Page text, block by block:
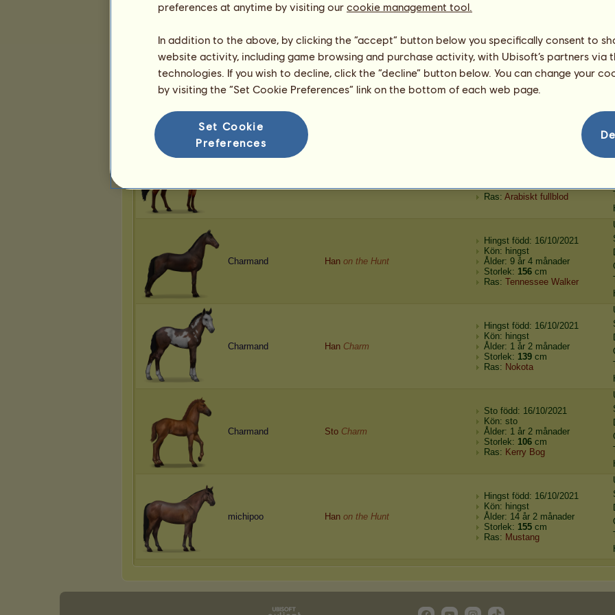
Ciina Hi 13961.64 Ciina 5 ☆ Ƭσ Ɗαηcє ☆
Daruma Sto 13961.96 Da17 ☆ Ƭσ Ɗαηcє ☆
Sto född: 16/10/2021
Ålder: 15 år
Storlek:153cm
Ras: Arabiskt fullblod
Charmand Han on the Hunt
Hingst född: 16/10/2021
Kön: hingst
Ålder: 9 år 4 månader
Storlek: 156 cm
Ras: Tennessee Walker
Charmand Han Charm
Hingst född: 16/10/2021
Kön: hingst
Ålder: 1 år 2 månader
Storlek: 139 cm
Ras: Nokota
Charmand Sto Charm
Sto född: 16/10/2021
Kön: sto
Ålder: 1 år 2 månader
Storlek: 106 cm
Ras: Kerry Bog
michipoo Han on the Hunt
Hingst född: 16/10/2021
Kön: hingst
Ålder: 14 år 2 månader
Storlek: 155 cm
Ras: Mustang
preferences at anytime by visiting our cookie management tool.
In addition to the above, by clicking the “accept” button below you specifically consent to
website activity, including game browsing and purchase activity, with Ubisoft’s partners via
technologies. If you wish to decline, click the “decline” button below. You can change your
by visiting the “Set Cookie Preferences” link on the bottom of each web page.
Set Cookie
Preferences